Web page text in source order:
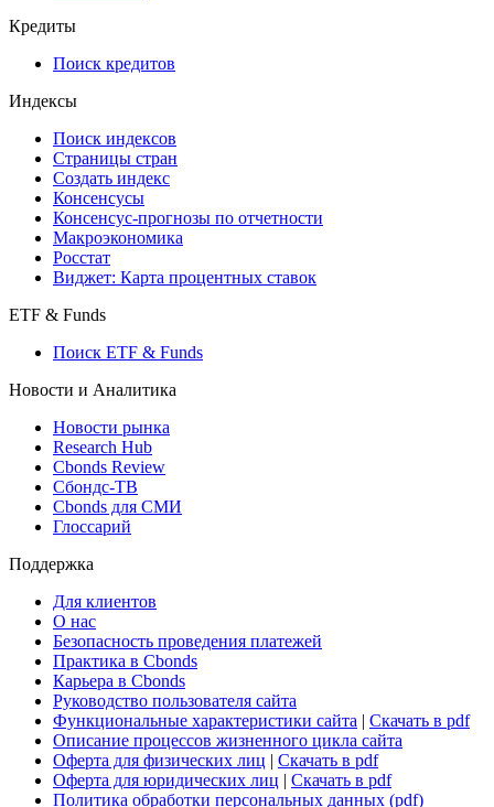
Кредиты
Поиск кредитов
Индексы
Поиск индексов
Страницы стран
Создать индекс
Консенсусы
Консенсус-прогнозы по отчетности
Макроэкономика
Росстат
Виджет: Карта процентных ставок
ETF & Funds
Поиск ETF & Funds
Новости и Аналитика
Новости рынка
Research Hub
Cbonds Review
Сбондс-ТВ
Cbonds для СМИ
Глоссарий
Поддержка
Для клиентов
О нас
Безопасность проведения платежей
Практика в Cbonds
Карьера в Cbonds
Руководство пользователя сайта
Функциональные характеристики сайта | Скачать в pdf
Описание процессов жизненного цикла сайта
Оферта для физических лиц | Скачать в pdf
Оферта для юридических лиц | Скачать в pdf
Политика обработки персональных данных (pdf)